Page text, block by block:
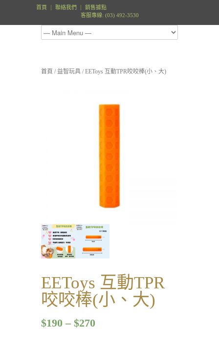
首頁 聯絡我們
銷售據點
客服專線: (03) 492-3530
首頁 /益智玩具 / EEToys 互動TPR咬咬棒(小、大)
EEToys 互動TPR
咬咬棒(小、大)
$190 – $270